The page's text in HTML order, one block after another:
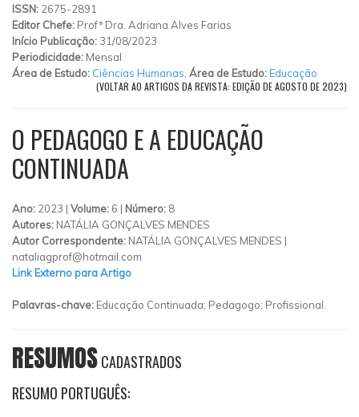
ISSN: 2675-2891
Editor Chefe: Profª Dra. Adriana Alves Farias
Início Publicação: 31/08/2023
Periodicidade: Mensal
Área de Estudo: Ciências Humanas Área de Estudo:Educação
(VOLTAR AO ARTIGOS DA REVISTA: EDIÇÃO DE AGOSTO DE 2023)
O PEDAGOGO E A EDUCAÇÃO
CONTINUADA
Ano: 2023 | Volume: 6 | Número: 8
Autores: NATÁLIA GONÇALVES MENDES
Autor Correspondente: NATÁLIA GONÇALVES MENDES |
nataliagprof@hotmail.com
Link Externo para Artigo
Palavras-chave: Educação Continuada; Pedagogo; Profissional.
RESUMOSCADASTRADOS
RESUMO PORTUGUÊS: